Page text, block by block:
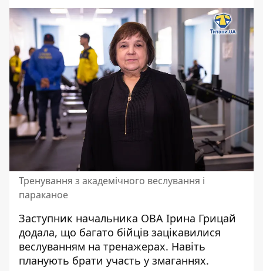
Тренування з академічного веслування і
параканое
Заступник начальника ОВА Ірина Грицай
додала, що багато бійців зацікавилися
веслуванням на тренажерах. Навіть
планують брати участь у змаганнях.